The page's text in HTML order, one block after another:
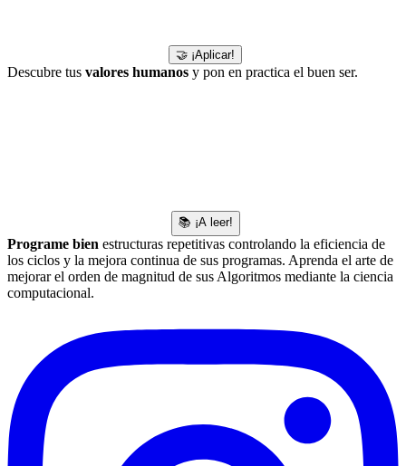
🤝 ¡Aplicar!
Descubre tus valores humanos y pon en practica el buen ser.
📚 ¡A leer!
Programe bien estructuras repetitivas controlando la eficiencia de
los ciclos y la mejora continua de sus programas. Aprenda el arte de
mejorar el orden de magnitud de sus Algoritmos mediante la ciencia
computacional.